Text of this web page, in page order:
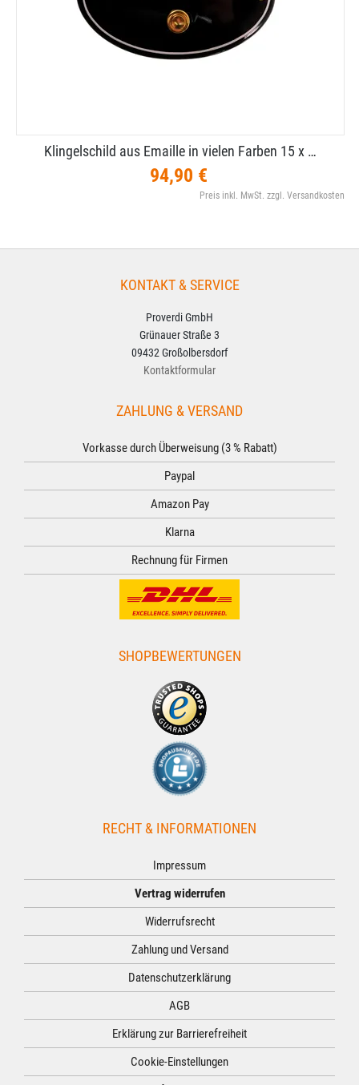
Klingelschild aus Emaille in vielen Farben 15 x …
94,90 €
Preis inkl. MwSt. zzgl. Versandkosten
KONTAKT & SERVICE
Proverdi GmbH
Grünauer Straße 3
09432 Großolbersdorf
Kontaktformular
ZAHLUNG & VERSAND
Vorkasse durch Überweisung (3 % Rabatt)
Paypal
Amazon Pay
Klarna
Rechnung für Firmen
SHOPBEWERTUNGEN
RECHT & INFORMATIONEN
Impressum
Vertrag widerrufen
Widerrufsrecht
Zahlung und Versand
Datenschutzerklärung
AGB
Erklärung zur Barrierefreiheit
Cookie-Einstellungen